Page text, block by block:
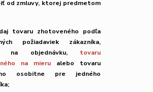
od zmluvy, ktorej predmetom
tovaru zhotoveného podľa
požiadaviek zákazníka,
na objednávku, tovaru
na mierualebo tovaru
osobitne pre jedného